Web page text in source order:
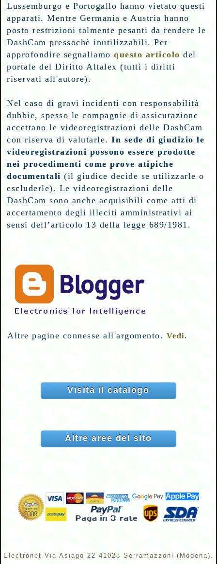
Lussemburgo e Portogallo hanno vietato questi
apparati. Mentre Germania e Austria hanno
posto restrizioni talmente pesanti da rendere le
DashCam pressochè inutilizzabili. Per
approfondire segnaliamoquesto articolo del
portale del Diritto Altalex (tutti i diritti
riservati all'autore).
Nel caso di gravi incidenti con responsabilità
dubbie, spesso le compagnie di assicurazione
accettano le videoregistrazioni delle DashCam
con riserva di valutarle.In sede di giudizio le
videoregistrazioni possono essere prodotte
nei procedimenti come prove atipiche
documentali(il giudice decide se utilizzarle o
escluderle). Le videoregistrazioni delle
DashCam sono anche acquisibili come atti di
accertamento degli illeciti amministrativi ai
sensi dell’articolo 13 della legge 689/1981.
Altre pagine connesse all'argomento. Vedi.
Visita il catalogo
Altre aree del sito
Electronet Via Asiago 22 41028 Serramazzoni (Modena).